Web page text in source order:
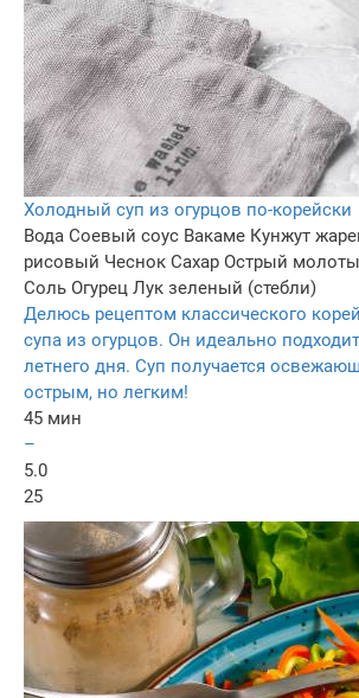
Холодный суп из огурцов по-корейски
Вода Соевый соус Вакаме Кунжут
рисовый Чеснок Сахар Острый
Соль Огурец Лук зеленый (стебли)
Делюсь рецептом классического
супа из огурцов. Он идеально
летнего дня. Суп получается
острым, но легким!
45 мин
–
5.0
25